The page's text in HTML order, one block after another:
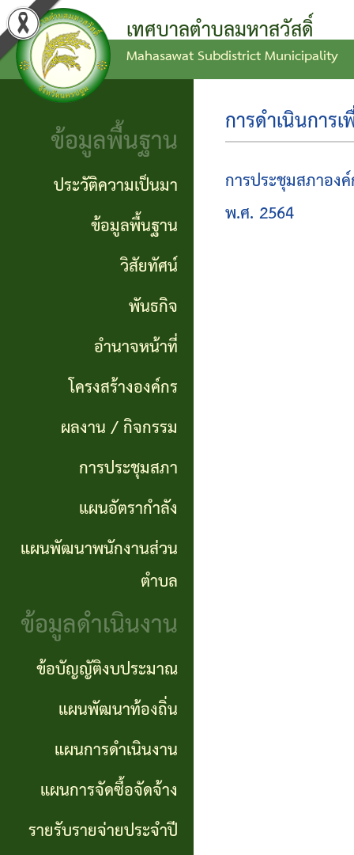
ข่าว
ประกาศ
ทั่วไป
ประกาศ
จัดซื้อ
จัดจ้าง
รายงาน
จัดซื้อ
จัดจ้าง
ข่าว
จัด
ซื้อ
จ้าง
ภาค
รัฐ
(e-
GP)
คู่มือ
การ
ข้อ
งบ
ประมาณ
แผน
พัฒนา
แผนการ
ดำเนิน
งาน
แผนการ
จัดซื้อ
ราย
จ่าย
ประจำ
ปี
รายงาน
ผลการ
ดำเนิน
ประวัติ
เป็นมา
ข้อมูล
พื้น
ฐาน
กิจ
หน้าที่
โครงสร้าง
องค์กร
/
กิจกรรม
การ
ประชุม
สภา
แผน
เทศบาลตำบลมหาสวัสดิ์
Mahasawat Subdistrict Municipality
ข้อมูลพื้นฐาน
ประวัติความเป็นมา
ข้อมูลพื้นฐาน
วิสัยทัศน์
พันธกิจ
อำนาจหน้าที่
โครงสร้างองค์กร
ผลงาน / กิจกรรม
การประชุมสภา
แผนอัตรากำลัง
แผนพัฒนาพนักงานส่วน
ตำบล
ข้อมูลดำเนินงาน
ข้อบัญญัติงบประมาณ
แผนพัฒนาท้องถิ่น
แผนการดำเนินงาน
แผนการจัดซื้อจัดจ้าง
รายรับรายจ่ายประจำปี
การดำเนินการ
การประชุมสภาอง
พ.ศ. 2564